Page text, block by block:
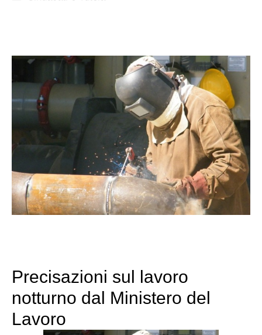
Precisazioni sul lavoro
notturno dal Ministero del
Lavoro